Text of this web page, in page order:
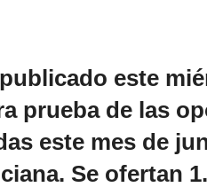
este
prueba de las
este mes de
Se ofertan